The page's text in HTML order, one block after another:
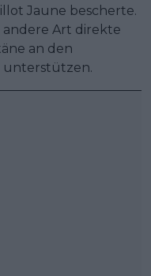
Jaune bescherte.
andere Art direkte
an den
unterstützen.